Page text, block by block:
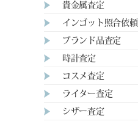
貴金属査定
インゴット照合依頼
ブランド品査定
時計査定
コスメ査定
ライター査定
シザー査定